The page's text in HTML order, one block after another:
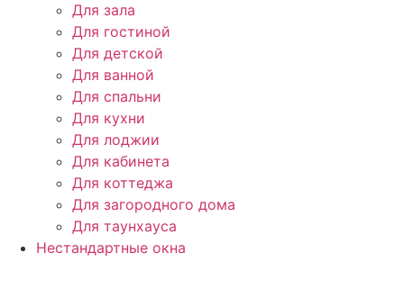
Для зала
Для гостиной
Для детской
Для ванной
Для спальни
Для кухни
Для лоджии
Для кабинета
Для коттеджа
Для загородного дома
Для таунхауса
Нестандартные окна